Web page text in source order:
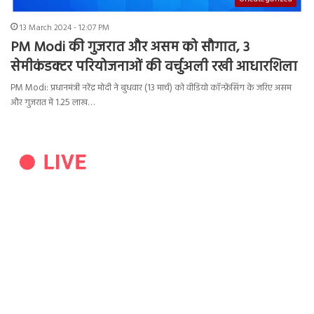
13 March 2024 - 12:07 PM
PM Modi की गुजरात और असम को सौगात, 3
सेमीकंडक्टर परियोजनाओं की वर्चुअली रखी आधारशिला
PM Modi: प्रधानमंत्री नरेंद्र मोदी ने बुधवार (13 मार्च) को वीडियो कॉन्फ्रेंसिंग के जरिए असम
और गुजरात में 1.25 लाख…